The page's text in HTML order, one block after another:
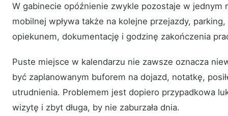
W gabinecie opóźnienie zwykle pozostaje w jednym
mobilnej wpływa także na kolejne przejazdy,
opiekunem, dokumentację i godzinę zakończenia
Puste miejsce w kalendarzu nie zawsze oznacza
być zaplanowanym buforem na dojazd, notatkę,
utrudnienia. Problemem jest dopiero przypadkowa
wizytę i zbyt długa, by nie zaburzała dnia.